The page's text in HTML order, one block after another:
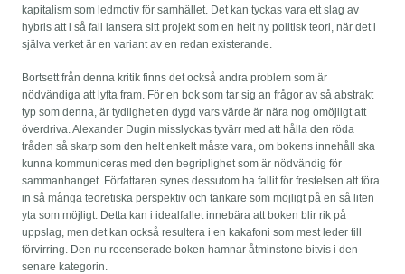
kapitalism som ledmotiv för samhället. Det kan tyckas vara ett slag av
hybris att i så fall lansera sitt projekt som en helt ny politisk teori, när det i
själva verket är en variant av en redan existerande.
Bortsett från denna kritik finns det också andra problem som är
nödvändiga att lyfta fram. För en bok som tar sig an frågor av så abstrakt
typ som denna, är tydlighet en dygd vars värde är nära nog omöjligt att
överdriva. Alexander Dugin misslyckas tyvärr med att hålla den röda
tråden så skarp som den helt enkelt måste vara, om bokens innehåll ska
kunna kommuniceras med den begriplighet som är nödvändig för
sammanhanget. Författaren synes dessutom ha fallit för frestelsen att föra
in så många teoretiska perspektiv och tänkare som möjligt på en så liten
yta som möjligt. Detta kan i idealfallet innebära att boken blir rik på
uppslag, men det kan också resultera i en kakafoni som mest leder till
förvirring. Den nu recenserade boken hamnar åtminstone bitvis i den
senare kategorin.